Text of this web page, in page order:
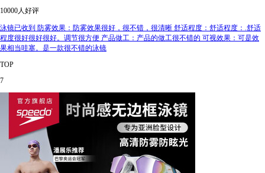
10000人好评
泳镜已收到 防雾效果：防雾效果很好，很不错，很清晰 舒适程度：舒适程度：.舒适
程度很好很好很好。调节很方便 产品做工：产品的做工很不错的 可视效果：可是效
果相当哇塞。是一款很不错的泳镜
TOP
7